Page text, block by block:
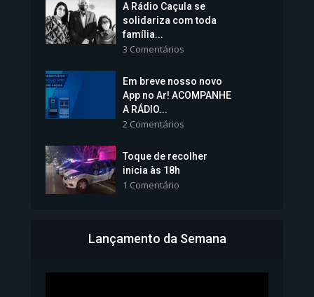
Vice-Prefeita Sheila Lemos
tomará posse nesta...
1.101 Modos de exibição
Bahia inicia emissão da
A Rádio Caçula se
solidariza com toda
família...
3 Comentários
Em breve nosso novo
App no Ar! ACOMPANHE
A RÁDIO...
2 Comentários
Toque de recolher
inicia às 18h
1 Comentário
Lançamento da Semana